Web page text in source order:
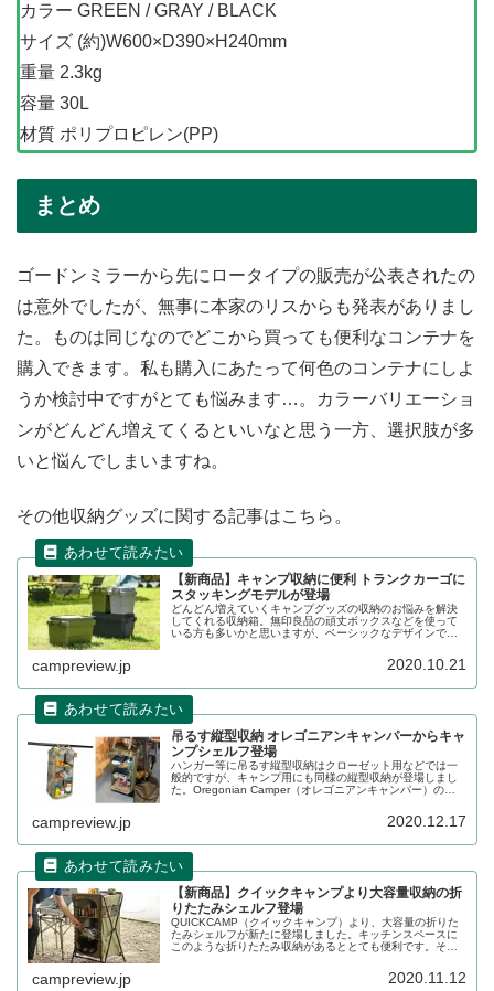
カラー GREEN / GRAY / BLACK
サイズ (約)W600×D390×H240mm
重量 2.3kg
容量 30L
材質 ポリプロピレン(PP)
まとめ
ゴードンミラーから先にロータイプの販売が公表されたの
は意外でしたが、無事に本家のリスからも発表がありまし
た。ものは同じなのでどこから買っても便利なコンテナを
購入できます。私も購入にあたって何色のコンテナにしよ
うか検討中ですがとても悩みます…。カラーバリエーショ
ンがどんどん増えてくるといいなと思う一方、選択肢が多
いと悩んでしまいますね。
その他収納グッズに関する記事はこちら。
【新商品】キャンプ収納に便利 トランクカーゴに
スタッキングモデルが登場
どんどん増えていくキャンプグッズの収納のお悩みを解決
してくれる収納箱。無印良品の頑丈ボックスなどを使って
いる方も多いかと思いますが、ベーシックなデザインで扱
campreview.jp 2020.10.21
吊るす縦型収納 オレゴニアンキャンパーからキャ
ンプシェルフ登場
ハンガー等に吊るす縦型収納はクローゼット用などでは一
般的ですが、キャンプ用にも同様の縦型収納が登場しまし
た。Oregonian Camper（オレゴニアンキャンパー）の新
campreview.jp 2020.12.17
【新商品】クイックキャンプより大容量収納の折
りたたみシェルフ登場
QUICKCAMP（クイックキャンプ）より、大容量の折りた
たみシェルフが新たに登場しました。キッチンスペースに
このような折りたたみ収納があるととても便利です。それ
campreview.jp 2020.11.12